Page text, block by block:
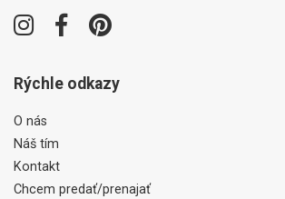
Rýchle odkazy
O nás
Náš tím
Kontakt
Chcem predať/prenajať